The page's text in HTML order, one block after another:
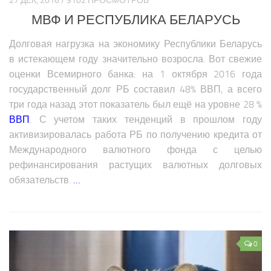
Экономика Еврозоны
Климат Еврозоны
Наука Еврозоны
Образование Еврозоны
Медицина Еврозоны
Общество Еврозоны
Аналитика СНГ
МВФ И РЕСПУБЛИКА БЕЛАРУСЬ
Долговая нагрузка на экономику Республики Беларусь
в истекающем году значительно возросла. Вот свежие
оценки Всемирного банка: на 1 октября 2016 года
государственный долг РБ составил 48% ВВП, а всего
три года назад этот показатель был ещё на уровне 28 %
ВВП . С учетом таких тенденций в прошлом году
активизировалась работа РБ по получению кредита от
Международного валютного фонда с целью
рефинансирования растущих валютных долговых
обязательств. …
0